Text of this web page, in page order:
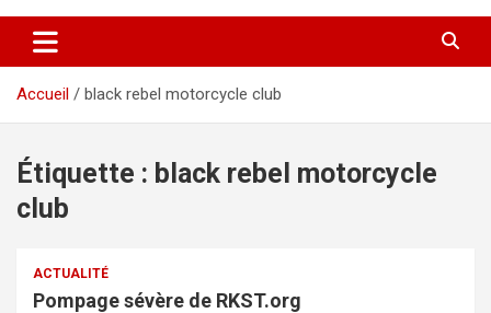
intimepop.com
actuelles pop rock, post-rock, indé sur Lyon. rock pop concert
lyon
Accueil
black rebel motorcycle club
Étiquette : black rebel motorcycle
club
ACTUALITÉ
Pompage sévère de RKST.org